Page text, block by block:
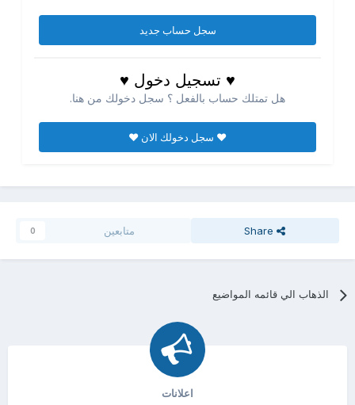
سجل حساب جديد
♥ تسجيل دخول ♥
هل تمتلك حساب بالفعل ؟ سجل دخولك من هنا.
♥ سجل دخولك الان ♥
Share متابعين 0
الذهاب الي قائمه المواضيع
اعلانات